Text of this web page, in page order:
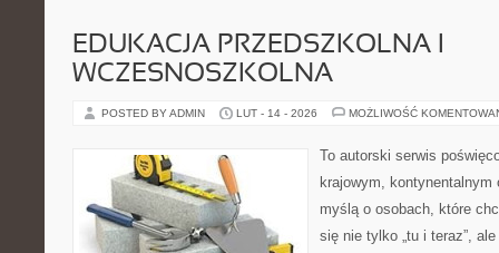
EDUKACJA PRZEDSZKOLNA I
WCZESNOSZKOLNA
POSTED BY ADMIN LUT - 14 - 2026 MOŻLIWOŚĆ
To autorski serwis
krajowym, kontynentalnym
myślą o osobach, które
się nie tylko „tu i teraz”,